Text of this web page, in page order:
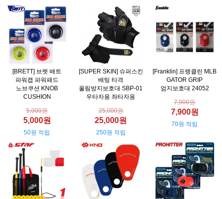
[BRETT] 브렛 배트
파워캡 파워패드
노브쿠션 KNOB
CUSHION
5,000원
5,000원
50원 적립
[SUPER SKIN] 슈퍼스킨
배팅 타격
울림방지보호대 SBP-01
우타자용 좌타자용
25,000원
25,000원
250원 적립
[Franklin] 프랭클린 MLB
GATOR GRIP
엄지보호대 24052
7,900원
7,900원
70원 적립